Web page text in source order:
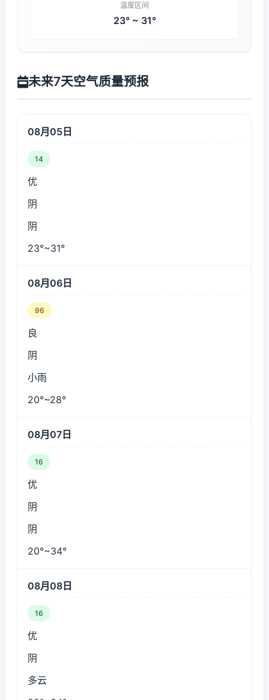
温度区间
23° ~ 31°
未来7天空气质量预报
08月05日
14
优
阴
阴
23°~31°
08月06日
96
良
阴
小雨
20°~28°
08月07日
16
优
阴
阴
20°~34°
08月08日
16
优
阴
多云